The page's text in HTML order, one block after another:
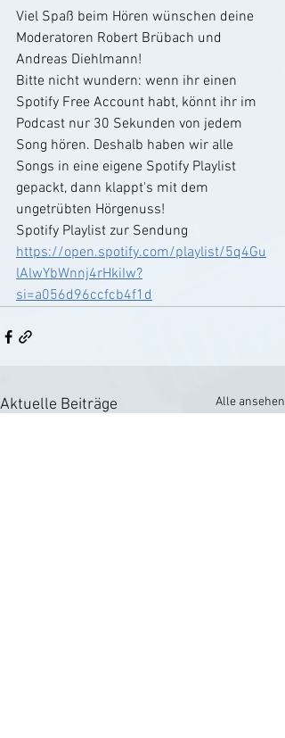
Viel Spaß beim Hören wünschen deine
Moderatoren Robert Brübach und
Andreas Diehlmann!
Bitte nicht wundern: wenn ihr einen
Spotify Free Account habt, könnt ihr im
Podcast nur 30 Sekunden von jedem
Song hören. Deshalb haben wir alle
Songs in eine eigene Spotify Playlist
gepackt, dann klappt's mit dem
ungetrübten Hörgenuss!
Spotify Playlist zur Sendung
https://open.spotify.com/playlist/5q4Gu
lAlwYbWnnj4rHkiIw?
si=a056d96ccfcb4f1d
Aktuelle Beiträge Alle ansehen